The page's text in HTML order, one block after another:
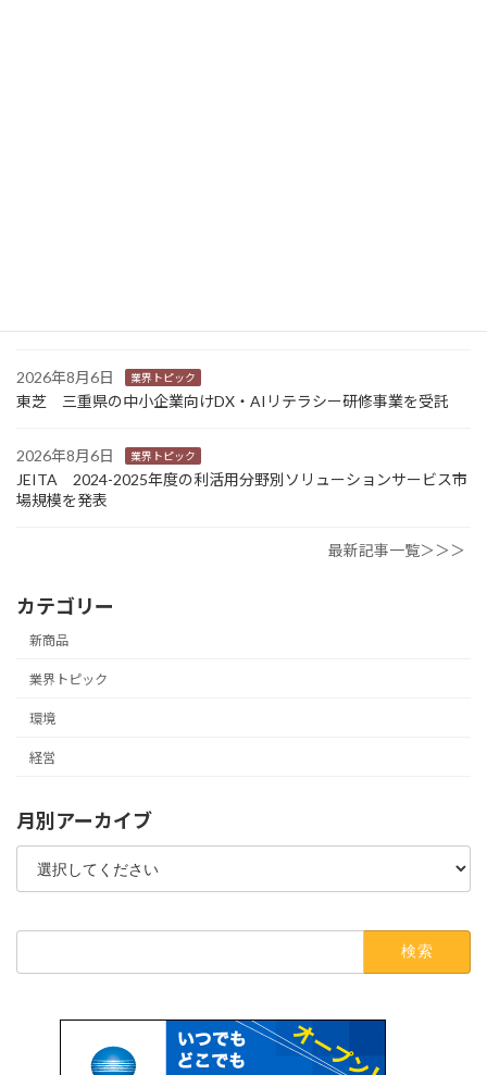
2026年8月6日 業界トピック
東芝 三重県の中小企業向けDX・AIリテラシー研修事業を受託
2026年8月6日 業界トピック
JEITA 2024-2025年度の利活用分野別ソリューションサービス市
場規模を発表
最新記事一覧＞＞＞
カテゴリー
新商品
業界トピック
環境
経営
月別アーカイブ